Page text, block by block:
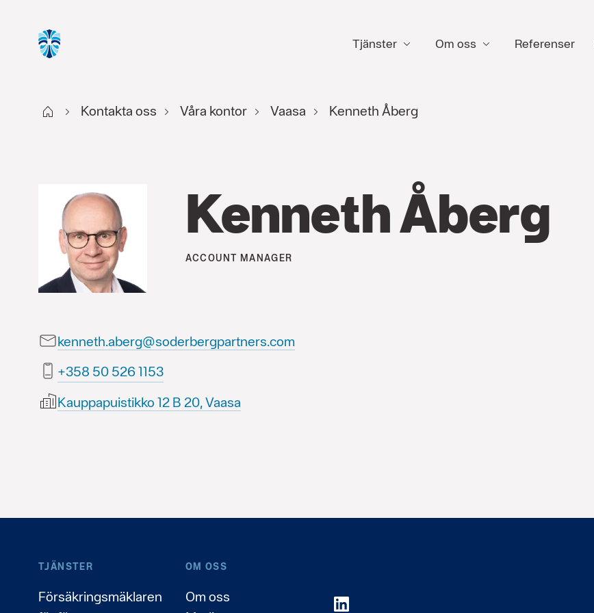
Tjänster Om oss Referenser
Start FI Kontakta oss Våra kontor Vaasa Kenneth Åberg
Kenneth Åberg
ACCOUNT MANAGER
kenneth.aberg@soderbergpartners.com
3511 625 05 853+
Kauppapuistikko 12 B 20, Vaasa
TJÄNSTER
Försäkringsmäklaren
OM OSS
Om oss